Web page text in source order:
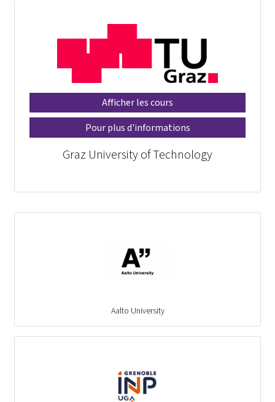
Afficher les cours
Pour plus d'informations
Graz University of Technology
Aalto University